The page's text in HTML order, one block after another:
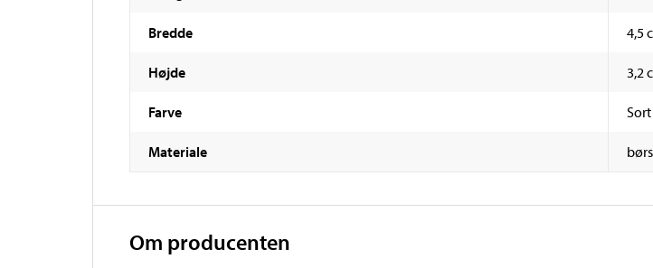
Bredde 4,5
Højde 3,2
Farve Sort
Materiale
Om producenten